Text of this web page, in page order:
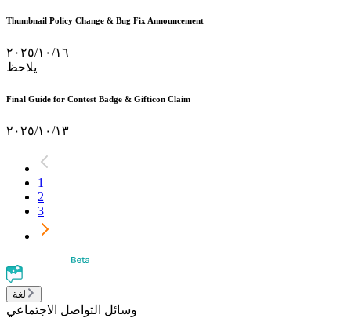
Thumbnail Policy Change & Bug Fix Announcement
١٦‏/١٠‏/٢٠٢٥
يلاحظ
Final Guide for Contest Badge & Gifticon Claim
١٣‏/١٠‏/٢٠٢٥
1
2
3
لغة
وسائل التواصل الاجتماعي